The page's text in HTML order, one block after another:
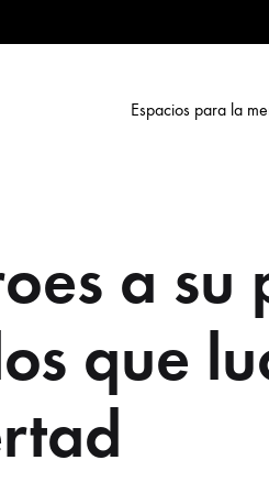
Espacios para la
a su
que